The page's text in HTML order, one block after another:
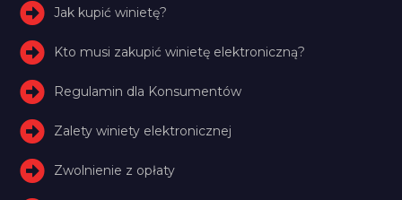
Jak kupić winietę?
Kto musi zakupić winietę elektroniczną?
Regulamin dla Konsumentów
Zalety winiety elektronicznej
Zwolnienie z opłaty